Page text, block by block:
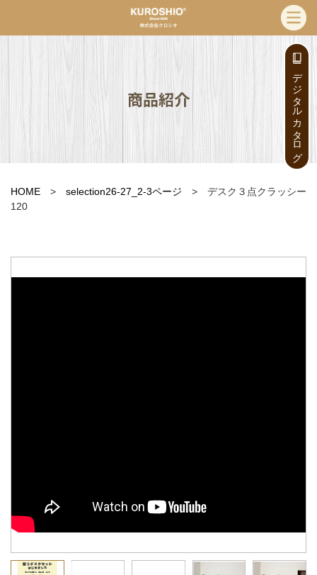
デジタルカタログ
商品紹介
HOME > selection26-27_2-3ページ > デスク３点クラッシー
120